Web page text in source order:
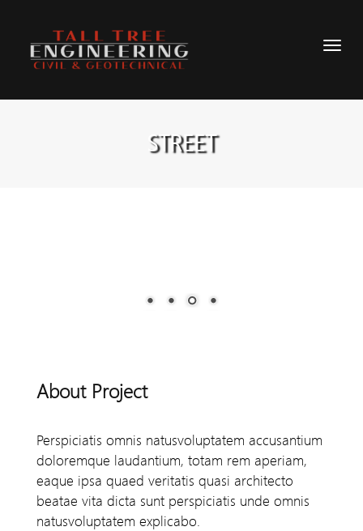
STREET
About Project
Perspiciatis omnis natusvoluptatem accusantium
doloremque laudantium, totam rem aperiam,
eaque ipsa quaed veritatis quasi architecto
beatae vita dicta sunt perspiciatis unde omnis
natusvoluptatem explicabo.